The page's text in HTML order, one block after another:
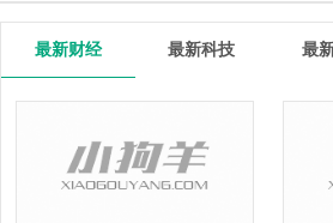
最新财经 最新科技 最